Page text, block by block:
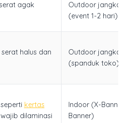
agak
Outdoor jangka
(event 1-2 hari)
serat halus dan
Outdoor jangka
(spanduk toko)
kertas
dilaminasi
Indoor (X-
Banner)